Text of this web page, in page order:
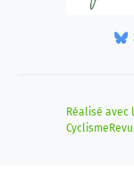
Réalisé avec